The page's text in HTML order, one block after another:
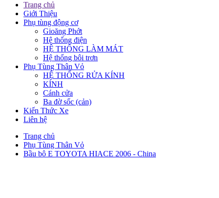
Trang chủ
Giới Thiệu
Phụ tùng động cơ
Gioăng Phớt
Hệ thống điện
HỆ THỐNG LÀM MÁT
Hệ thống bôi trơn
Phụ Tùng Thân Vỏ
HỆ THỐNG RỬA KÍNH
KÍNH
Cánh cửa
Ba đờ sốc (cản)
Kiến Thức Xe
Liên hệ
Trang chủ
Phụ Tùng Thân Vỏ
Bầu bô E TOYOTA HIACE 2006 - China